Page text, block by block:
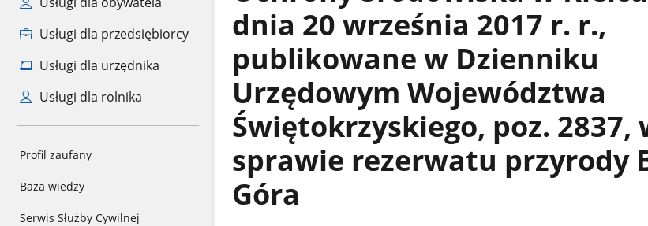
Usługi dla przedsiębiorcy
Usługi dla urzędnika
Usługi dla rolnika
Profil zaufany
Baza wiedzy
Serwis Służby Cywilnej
dnia 20 września 2017 r. r.,
publikowane w Dzienniku
Urzędowym Województwa
Świętokrzyskiego, poz. 2837,
sprawie rezerwatu przyrody
Góra